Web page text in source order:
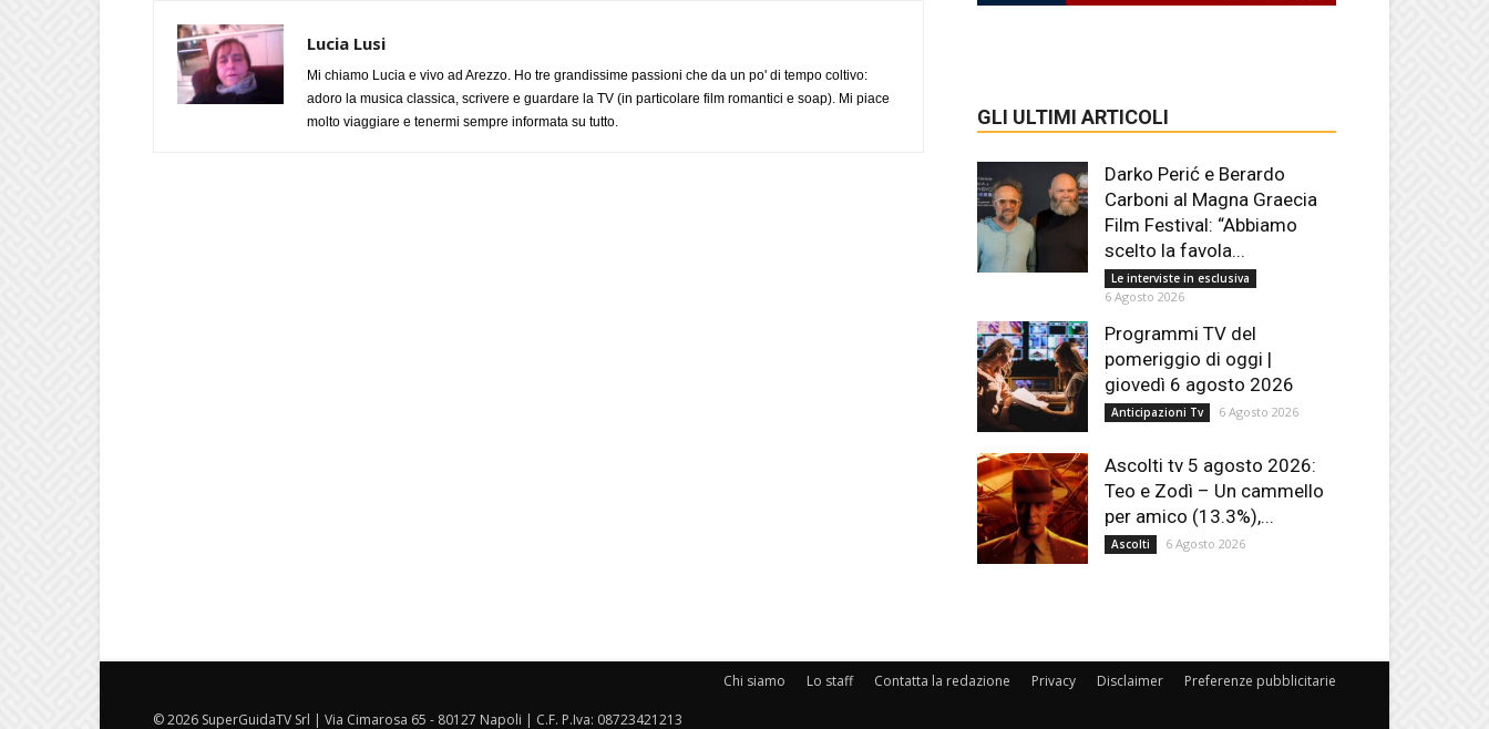
Lucia Lusi
Mi chiamo Lucia e vivo ad Arezzo. Ho tre grandissime passioni che da un po' di tempo coltivo:
adoro la musica classica, scrivere e guardare la TV (in particolare film romantici e soap). Mi piace
molto viaggiare e tenermi sempre informata su tutto.
GLI ULTIMI ARTICOLI
Darko Perić e Berardo
Carboni al Magna Graecia
Film Festival: “Abbiamo
scelto la favola...
Le interviste in esclusiva
6 Agosto 2026
Programmi TV del
pomeriggio di oggi |
giovedì 6 agosto 2026
Anticipazioni Tv 6 Agosto 2026
Ascolti tv 5 agosto 2026:
Teo e Zodì – Un cammello
per amico (13.3%),...
Ascolti 6 Agosto 2026
Chi siamo Lo staff Contatta la redazione Privacy Disclaimer Preferenze pubblicitarie
© 2026 SuperGuidaTV Srl | Via Cimarosa 65 - 80127 Napoli | C.F. P.Iva: 08723421213